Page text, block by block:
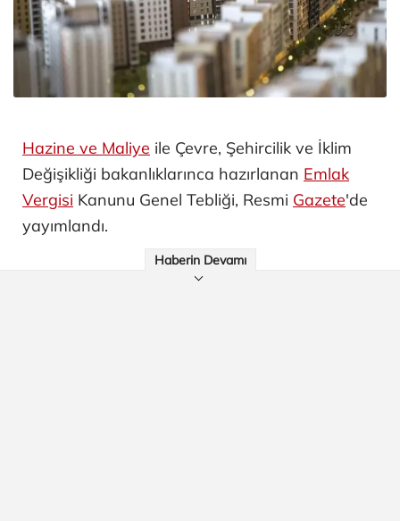
Hazine ve Maliye ile Çevre, Şehircilik ve İklim
Değişikliği bakanlıklarınca hazırlanan Emlak
Vergisi Kanunu Genel Tebliği, Resmi Gazete'de
yayımlandı.
Haberin Devamı